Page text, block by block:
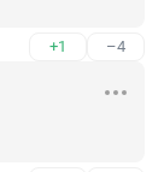
+1 –4